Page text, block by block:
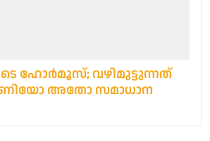
ഹോർമൂസ്; വഴിമുട്ടുന്നത്
അതോ സമാധാന